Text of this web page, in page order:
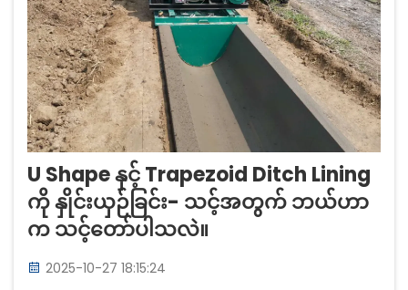
U Shape နှင့် Trapezoid Ditch Lining
ကို နှိုင်းယှဉ်ခြင်း- သင့်အတွက် ဘယ်ဟာ
က သင့်တော်ပါသလဲ။
2025-10-27 18:15:24